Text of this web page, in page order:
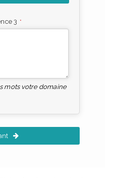
3 *
mots votre domaine